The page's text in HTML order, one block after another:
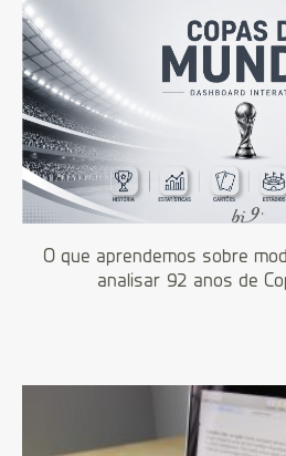
O que aprendemos sobre
analisar 92 anos de